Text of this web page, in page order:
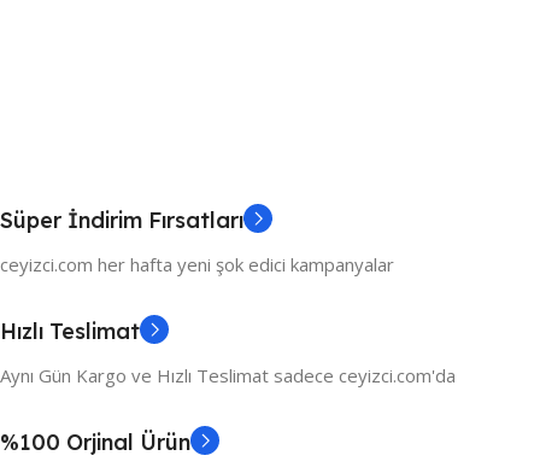
Süper İndirim Fırsatları
ceyizci.com her hafta yeni şok edici kampanyalar
Hızlı Teslimat
Aynı Gün Kargo ve Hızlı Teslimat sadece ceyizci.com'da
%100 Orjinal Ürün